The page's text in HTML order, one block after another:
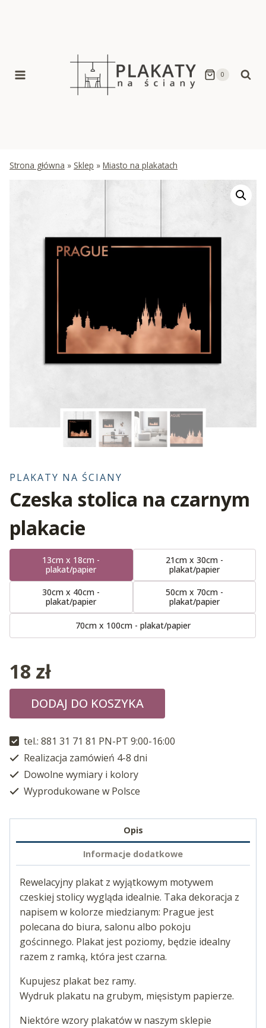
0
Strona główna » Sklep » Miasto na plakatach
PLAKATY NA ŚCIANY
Czeska stolica na czarnym
plakacie
13cm x 18cm -
plakat/papier
21cm x 30cm -
plakat/papier
30cm x 40cm -
plakat/papier
50cm x 70cm -
plakat/papier
70cm x 100cm - plakat/papier
18 zł
DODAJ DO KOSZYKA
tel.: 881 31 71 81 PN-PT 9:00-16:00
Realizacja zamówień 4-8 dni
Dowolne wymiary i kolory
Wyprodukowane w Polsce
Opis
Informacje dodatkowe
Rewelacyjny plakat z wyjątkowym motywem
czeskiej stolicy wygląda idealnie. Taka dekoracja z
napisem w kolorze miedzianym: Prague jest
polecana do biura, salonu albo pokoju
gościnnego. Plakat jest poziomy, będzie idealny
razem z ramką, która jest czarna.
Kupujesz plakat bez ramy.
Wydruk plakatu na grubym, mięsistym papierze.
Niektóre wzory plakatów w naszym sklepie